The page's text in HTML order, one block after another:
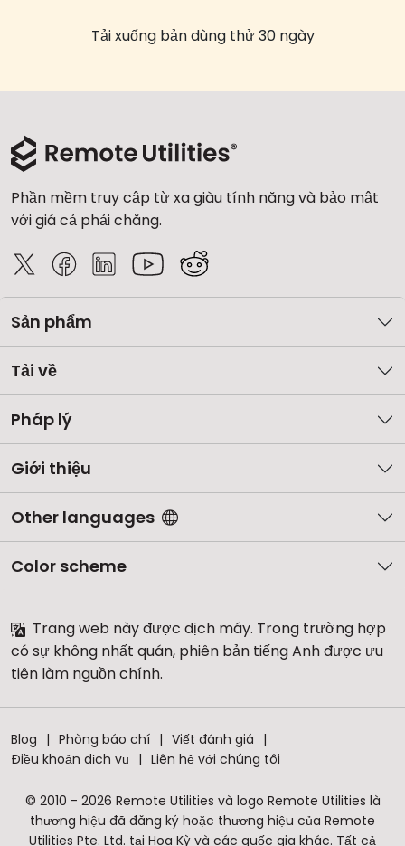
Tải xuống bản dùng thử 30 ngày
Phần mềm truy cập từ xa giàu tính năng và bảo mật
với giá cả phải chăng.
Sản phẩm
Tải về
Pháp lý
Giới thiệu
Other languages
Color scheme
Trang web này được dịch máy. Trong trường hợp
có sự không nhất quán, phiên bản tiếng Anh được ưu
tiên làm nguồn chính.
Blog Phòng báo chí
Viết đánh giá
Điều khoản dịch vụ
Liên hệ với chúng tôi
© 2010 - 2026 Remote Utilities và logo Remote Utilities là
thương hiệu đã đăng ký hoặc thương hiệu của Remote
Utilities Pte. Ltd. tại Hoa Kỳ và các quốc gia khác. Tất cả